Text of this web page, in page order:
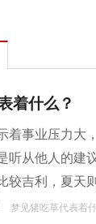
着什么？
着事业压力大
听从他人的建
较吉利，夏天
梦见猪吃草代表着